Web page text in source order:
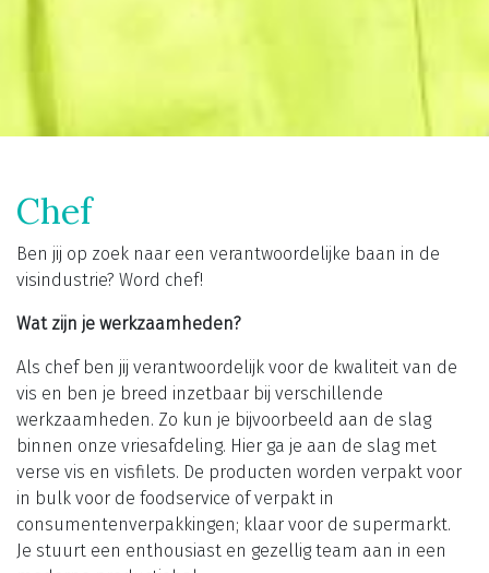
Chef
Ben jij op zoek naar een verantwoordelijke baan in de
visindustrie? Word chef!
Wat zijn je werkzaamheden?
Als chef ben jij verantwoordelijk voor de kwaliteit van de
vis en ben je breed inzetbaar bij verschillende
werkzaamheden. Zo kun je bijvoorbeeld aan de slag
binnen onze vriesafdeling. Hier ga je aan de slag met
verse vis en visfilets. De producten worden verpakt voor
in bulk voor de foodservice of verpakt in
consumentenverpakkingen; klaar voor de supermarkt.
Je stuurt een enthousiast en gezellig team aan in een